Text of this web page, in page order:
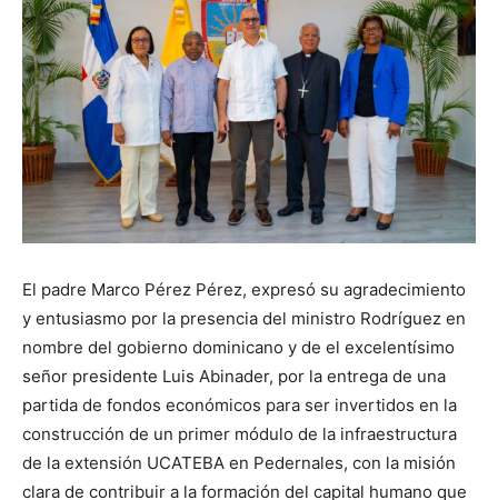
El padre Marco Pérez Pérez, expresó su agradecimiento
y entusiasmo por la presencia del ministro Rodríguez en
nombre del gobierno dominicano y de el excelentísimo
señor presidente Luis Abinader, por la entrega de una
partida de fondos económicos para ser invertidos en la
construcción de un primer módulo de la infraestructura
de la extensión UCATEBA en Pedernales, con la misión
clara de contribuir a la formación del capital humano que